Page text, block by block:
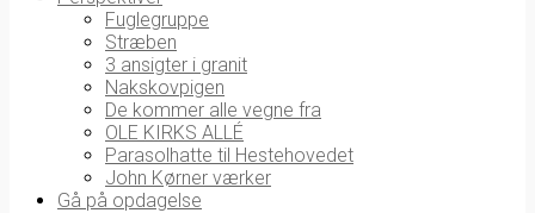
Fuglegruppe
Stræben
3 ansigter i granit
Nakskovpigen
De kommer alle vegne fra
OLE KIRKS ALLÉ
Parasolhatte til Hestehovedet
John Kørner værker
Gå på opdagelse